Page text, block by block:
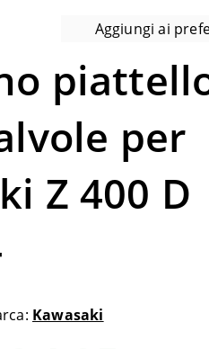
Aggiungi ai
per
Z 400 D
Kawasaki